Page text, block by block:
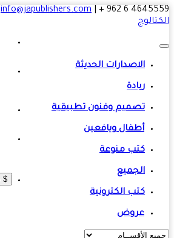
4645559 6
|
info@japublishers.com
|
$
الاصدارات الحديثة
ريادة
تصميم وفنون تطبيقية
أطفال ويافعين
كتب منوعة
الجميع
كتب الكترونية
عروض